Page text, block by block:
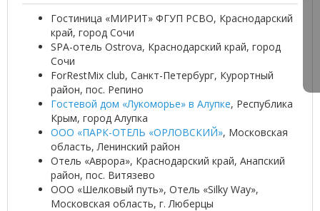
Гостиница «МИРИТ» ФГУП РСВО, Краснодарский
край, город Сочи
SPA-отель Ostrova, Краснодарский край, город
Сочи
ForRestMix club, Санкт-Петербург, Курортный
район, пос. Репино
Гостевой дом «Лукоморье» в Алупке, Республика
Крым, город Алупка
ООО «ПАРК-ОТЕЛЬ «ОРЛОВСКИЙ», Московская
область, Ленинский район
Отель «Аврора», Краснодарский край, Анапский
район, пос. Витязево
ООО «Шелковый путь», Отель «Silky Way»,
Московская область, г. Люберцы